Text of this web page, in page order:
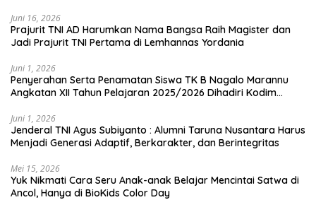
Juni 16, 2026
Prajurit TNI AD Harumkan Nama Bangsa Raih Magister dan
Jadi Prajurit TNI Pertama di Lemhannas Yordania
Juni 1, 2026
Penyerahan Serta Penamatan Siswa TK B Nagalo Marannu
Angkatan XII Tahun Pelajaran 2025/2026 Dihadiri Kodim
Juni 1, 2026
Jenderal TNI Agus Subiyanto : Alumni Taruna Nusantara Harus
Menjadi Generasi Adaptif, Berkarakter, dan Berintegritas
Mei 15, 2026
Yuk Nikmati Cara Seru Anak-anak Belajar Mencintai Satwa di
Ancol, Hanya di BioKids Color Day